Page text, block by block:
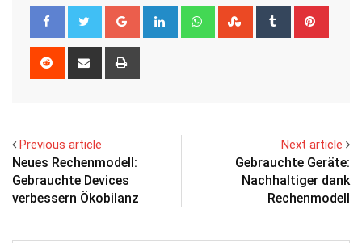
Google+ LinkedIn WhatsappStumbleUpon
Tumblr
Reddit
Share
Previous article
Neues Rechenmodell:
Gebrauchte Devices
verbessern Ökobilanz
Next article
Gebrauchte Geräte:
Nachhaltiger dank
Rechenmodell